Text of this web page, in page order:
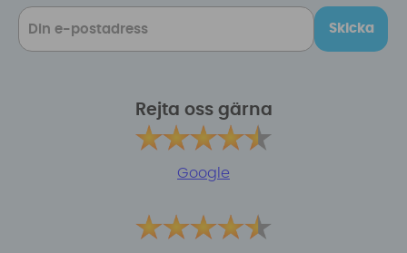
Skicka
Rejta oss gärna
Google